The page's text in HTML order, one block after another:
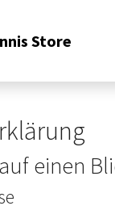
Store
einen